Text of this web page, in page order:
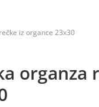
iz organce 23x30
organza